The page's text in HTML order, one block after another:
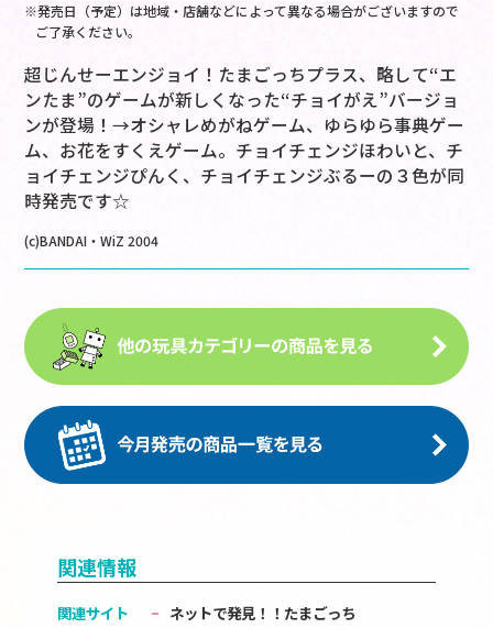
※発売日（予定）は地域・店舗などによって異なる場合がございますので
ご了承ください。
超じんせーエンジョイ！たまごっちプラス、略して“エ
ンたま”のゲームが新しくなった“チョイがえ”バージョ
ンが登場！→オシャレめがねゲーム、ゆらゆら事典ゲー
ム、お花をすくえゲーム。チョイチェンジほわいと、チ
ョイチェンジぴんく、チョイチェンジぶるーの３色が同
時発売です☆
(c)BANDAI・WiZ 2004
関連情報
関連サイト
ネットで発見！！たまごっち